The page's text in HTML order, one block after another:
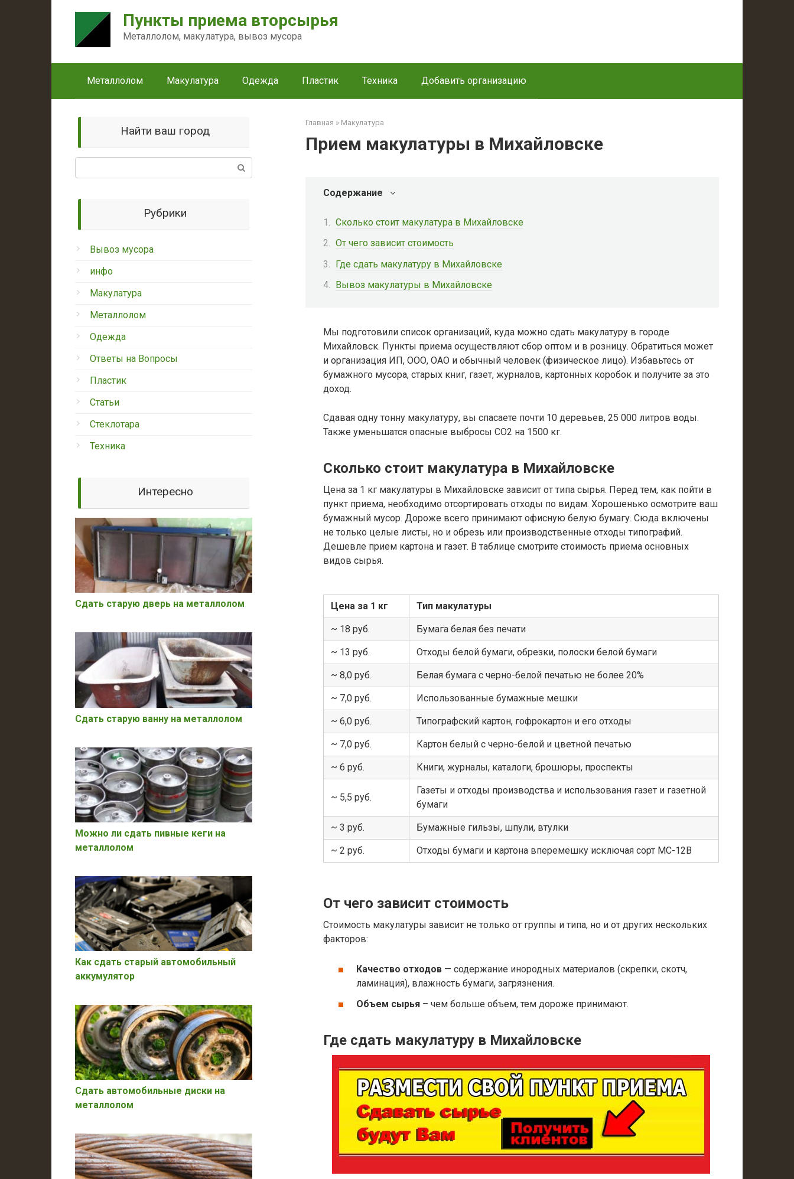
Пункты приема вторсырья
Металлолом, макулатура, вывоз мусора
Металлолом Макулатура Одежда Пластик Техника Добавить организацию
Главная » Макулатура
Прием макулатуры в Михайловске
Содержание
Сколько стоит макулатура в Михайловске
От чего зависит стоимость
Где сдать макулатуру в Михайловске
Вывоз макулатуры в Михайловске
Мы подготовили список организаций, куда можно сдать макулатуру в городе
Михайловск. Пункты приема осуществляют сбор оптом и в розницу. Обратиться может
и организация ИП, ООО, ОАО и обычный человек (физическое лицо). Избавьтесь от
бумажного мусора, старых книг, газет, журналов, картонных коробок и получите за это
доход.
Сдавая одну тонну макулатуру, вы спасаете почти 10 деревьев, 25 000 литров воды.
Также уменьшатся опасные выбросы CO2 на 1500 кг.
Сколько стоит макулатура в Михайловске
Цена за 1 кг макулатуры в Михайловске зависит от типа сырья. Перед тем, как пойти в
пункт приема, необходимо отсортировать отходы по видам. Хорошенько осмотрите ваш
бумажный мусор. Дороже всего принимают офисную белую бумагу. Сюда включены
не только целые листы, но и обрезь или производственные отходы типографий.
Дешевле прием картона и газет. В таблице смотрите стоимость приема основных
видов сырья.
Цена за 1 кг Тип макулатуры
~ 18 руб. Бумага белая без печати
~ 13 руб. Отходы белой бумаги, обрезки, полоски белой бумаги
~ 8,0 руб. Белая бумага с черно-белой печатью не более 20%
~ 7,0 руб. Использованные бумажные мешки
~ 6,0 руб. Типографский картон, гофрокартон и его отходы
~ 7,0 руб. Картон белый с черно-белой и цветной печатью
~ 6 руб. Книги, журналы, каталоги, брошюры, проспекты
~ 5,5 руб.
Газеты и отходы производства и использования газет и газетной
бумаги
~ 3 руб. Бумажные гильзы, шпули, втулки
~ 2 руб. Отходы бумаги и картона вперемешку исключая сорт МС-12В
От чего зависит стоимость
Стоимость макулатуры зависит не только от группы и типа, но и от других нескольких
факторов:
Качество отходов — содержание инородных материалов (скрепки, скотч,
ламинация), влажность бумаги, загрязнения.
Объем сырья – чем больше объем, тем дороже принимают.
Где сдать макулатуру в Михайловске
Найти ваш город
Рубрики
Вывоз мусора
инфо
Макулатура
Металлолом
Одежда
Ответы на Вопросы
Пластик
Статьи
Стеклотара
Техника
Интересно
Сдать старую дверь на металлолом
Сдать старую ванну на металлолом
Можно ли сдать пивные кеги на
металлолом
Как сдать старый автомобильный
аккумулятор
Сдать автомобильные диски на
металлолом